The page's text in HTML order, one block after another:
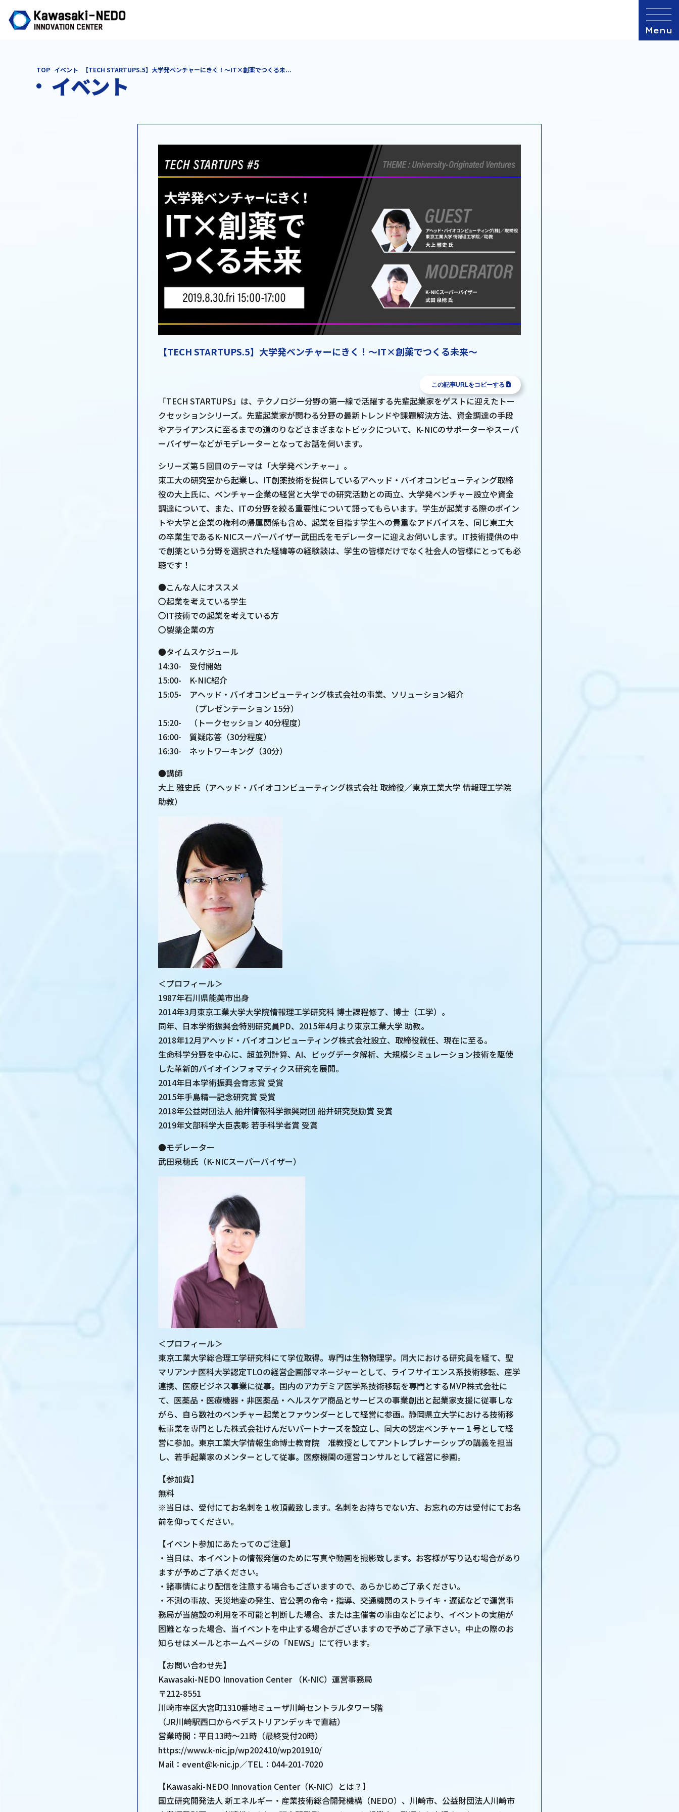
TOP イベント 【TECH STARTUPS.5】大学発ベンチャーにきく！～IT×創薬でつくる未...
イベント
【TECH STARTUPS.5】大学発ベンチャーにきく！～IT×創薬でつくる未来～
この記事URLをコピーする
「TECH STARTUPS」は、テクノロジー分野の第一線で活躍する先輩起業家をゲストに迎えたトー
クセッションシリーズ。先輩起業家が関わる分野の最新トレンドや課題解決方法、資金調達の手段
やアライアンスに至るまでの道のりなどさまざまなトピックについて、K-NICのサポーターやスーパ
ーバイザーなどがモデレーターとなってお話を伺います。
シリーズ第５回目のテーマは「大学発ベンチャー」。
東工大の研究室から起業し、IT創薬技術を提供しているアヘッド・バイオコンピューティング取締
役の大上氏に、ベンチャー企業の経営と大学での研究活動との両立、大学発ベンチャー設立や資金
調達について、また、ITの分野を絞る重要性について語ってもらいます。学生が起業する際のポイン
トや大学と企業の権利の帰属関係も含め、起業を目指す学生への貴重なアドバイスを、同じ東工大
の卒業生であるK-NICスーパーバイザー武田氏をモデレーターに迎えお伺いします。IT技術提供の中
で創薬という分野を選択された経緯等の経験談は、学生の皆様だけでなく社会人の皆様にとっても必
聴です！
●こんな人にオススメ
〇起業を考えている学生
〇IT技術での起業を考えている方
〇製薬企業の方
●タイムスケジュール
14:30- 受付開始
15:00- K-NIC紹介
15:05- アヘッド・バイオコンピューティング株式会社の事業、ソリューション紹介
（プレゼンテーション 15分）
15:20- （トークセッション 40分程度）
16:00- 質疑応答（30分程度）
16:30- ネットワーキング（30分）
●講師
大上 雅史氏（アヘッド・バイオコンピューティング株式会社 取締役／東京工業大学 情報理工学院
助教）
＜プロフィール＞
1987年石川県能美市出身
2014年3月東京工業大学大学院情報理工学研究科 博士課程修了、博士（工学）。
同年、日本学術振興会特別研究員PD、2015年4月より東京工業大学 助教。
2018年12月アヘッド・バイオコンピューティング株式会社設立、取締役就任、現在に至る。
生命科学分野を中心に、超並列計算、AI、ビッグデータ解析、大規模シミュレーション技術を駆使
した革新的バイオインフォマティクス研究を展開。
2014年日本学術振興会育志賞 受賞
2015年手島精一記念研究賞 受賞
2018年公益財団法人 船井情報科学振興財団 船井研究奨励賞 受賞
2019年文部科学大臣表彰 若手科学者賞 受賞
●モデレーター
武田泉穂氏（K-NICスーパーバイザー）
＜プロフィール＞
東京工業大学総合理工学研究科にて学位取得。専門は生物物理学。同大における研究員を経て、聖
マリアンナ医科大学認定TLOの経営企画部マネージャーとして、ライフサイエンス系技術移転、産学
連携、医療ビジネス事業に従事。国内のアカデミア医学系技術移転を専門とするMVP株式会社に
て、医薬品・医療機器・非医薬品・ヘルスケア商品とサービスの事業創出と起業家支援に従事しな
がら、自ら数社のベンチャー起業とファウンダーとして経営に参画。静岡県立大学における技術移
転事業を専門とした株式会社けんだいパートナーズを設立し、同大の認定ベンチャー１号として経
営に参加。東京工業大学情報生命博士教育院 准教授としてアントレプレナーシップの講義を担当
し、若手起業家のメンターとして従事。医療機関の運営コンサルとして経営に参画。
【参加費】
無料
※当日は、受付にてお名刺を１枚頂戴致します。名刺をお持ちでない方、お忘れの方は受付にてお名
前を仰ってください。
【イベント参加にあたってのご注意】
・当日は、本イベントの情報発信のために写真や動画を撮影致します。お客様が写り込む場合があり
ますが予めご了承ください。
・諸事情により配信を注意する場合もございますので、あらかじめご了承ください。
・不測の事故、天災地変の発生、官公署の命令・指導、交通機関のストライキ・遅延などで運営事
務局が当施設の利用を不可能と判断した場合、または主催者の事由などにより、イベントの実施が
困難となった場合、当イベントを中止する場合がございますので予めご了承下さい。中止の際のお
知らせはメールとホームページの「NEWS」にて行います。
【お問い合わせ先】
Kawasaki-NEDO Innovation Center （K-NIC）運営事務局
〒212-8551
川崎市幸区大宮町1310番地ミューザ川崎セントラルタワー5階
（JR川崎駅西口からペデストリアンデッキで直結）
営業時間：平日13時～21時（最終受付20時）
https://www.k-nic.jp/wp202410/wp201910/
Mail：event@k-nic.jp／TEL：044-201-7020
【Kawasaki-NEDO Innovation Center（K-NIC）とは？】
国立研究開発法人 新エネルギー・産業技術総合開発機構（NEDO）、川崎市、公益財団法人川崎市